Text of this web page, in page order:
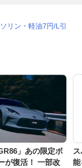
リン・軽油7円/L引
」あの限定ボ
が復活！ 一部改
能